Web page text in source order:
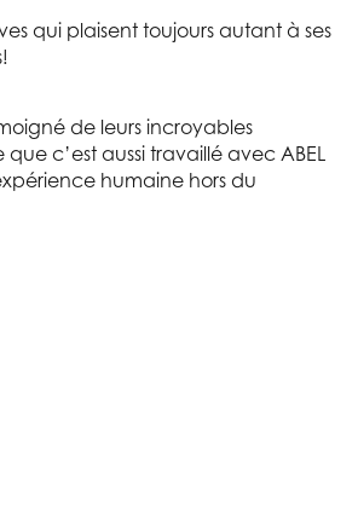
qui plaisent toujours autant à ses
de leurs incroyables
c’est aussi travaillé avec ABEL
humaine hors du